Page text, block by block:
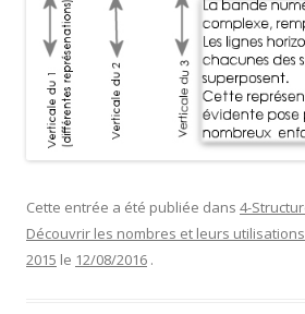
Cette entrée a été publiée dans 4-
Découvrir les nombres et leurs utilisations
2015 le 12/08/2016 .